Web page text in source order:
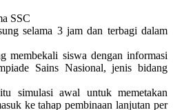
SSC
selama 3 jam dan terbagi dalam
membekali siswa dengan informasi
Sains Nasional, jenis bidang
simulasi awal untuk memetakan
ke tahap pembinaan lanjutan per